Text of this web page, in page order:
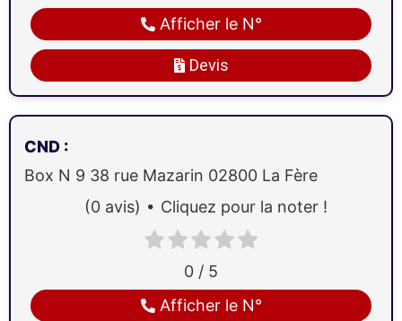
Devis
Afficher le N°
CND :
Box N 9 38 rue Mazarin 02800 La Fère
Afficher le N°
0 / 5
(0 avis) Cliquez pour la noter !